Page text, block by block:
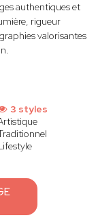
authentiques et
rigueur
valorisantes
3 styles